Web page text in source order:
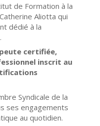
de Formation à la
Aliotta qui
dédié à la
certifiée,
inscrit au
Syndicale de la
ses engagements
au quotidien.